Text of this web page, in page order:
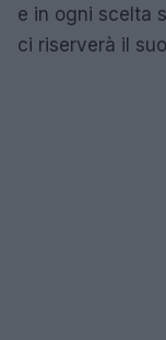
e in ogni scelta
ci riserverà il